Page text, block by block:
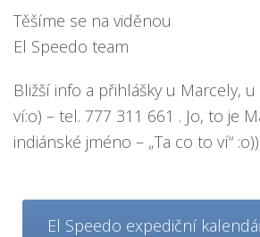
Těšíme se na viděnou
El Speedo team
Bližší info a přihlášky u Marcely,
ví:o) – tel. 777 311 661 . Jo, to je
indiánské jméno – „Ta co to ví“
El Speedo expediční